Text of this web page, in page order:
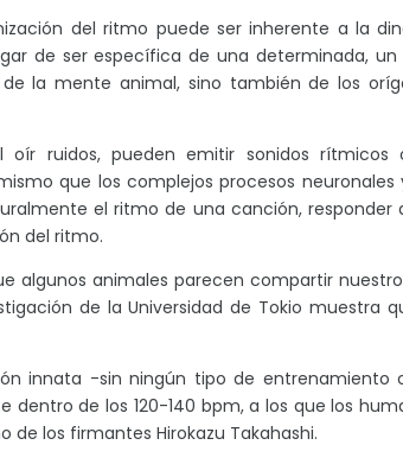
del ritmo puede ser inherente a la
de ser específica de una determinada,
la mente animal, sino también de los
oír ruidos, pueden emitir sonidos rítmicos
que los complejos procesos
el ritmo de una canción, responder
del ritmo.
algunos animales parecen compartir
de la Universidad de Tokio muestra
innata -sin ningún tipo de entrenamiento
de los 120-140 bpm, a los que los
de los firmantes Hirokazu Takahashi.